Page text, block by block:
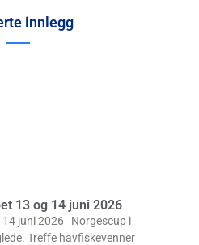
innlegg
13 og 14 juni 2026
14 juni 2026 Norgescup i
Treffe havfiskevenner